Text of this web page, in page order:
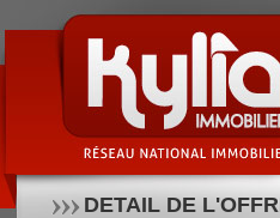
Kylia commerce vous présente à la vente
bureau + festif le soir - 59m2 env. de
en 2023 et 135ke en 2024.... affaire qui
www.kylia-immo.com (réf. 7500313350)
DETAIL DE